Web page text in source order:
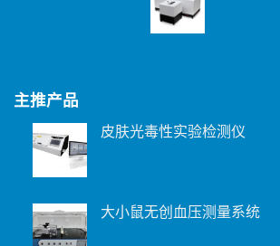
主推产品
皮肤光毒性实验检测仪
大小鼠无创血压测量系统